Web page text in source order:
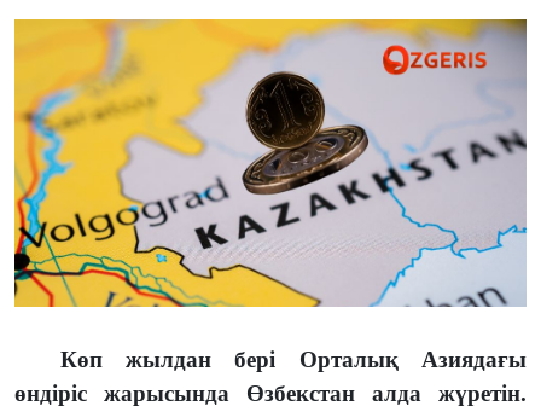
Көп жылдан бері Орталық Азиядағы
өндіріс жарысында Өзбекстан алда жүретін.